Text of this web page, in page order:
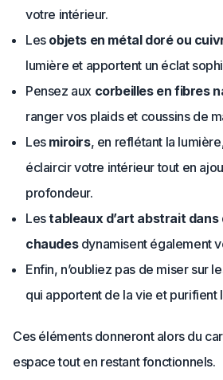
votre intérieur.
Les objets en métal doré ou
lumière et apportent un éclat
Pensez aux corbeilles en fibres
ranger vos plaids et coussins de
Les miroirs, en reflétant la
éclaircir votre intérieur tout en
profondeur.
Lestableaux d’art abstrait
chaudesdynamisent également
Enfin, n’oubliez pas de miser sur
qui apportent de la vie et purifient
Ces éléments donneront alors du
espace tout en restant fonctionnels.